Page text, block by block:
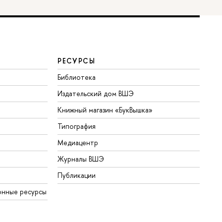
ресурсы
РЕСУРСЫ
Библиотека
Издательский дом ВШЭ
Книжный магазин «БукВышка»
Типография
Медиацентр
Журналы ВШЭ
Публикации